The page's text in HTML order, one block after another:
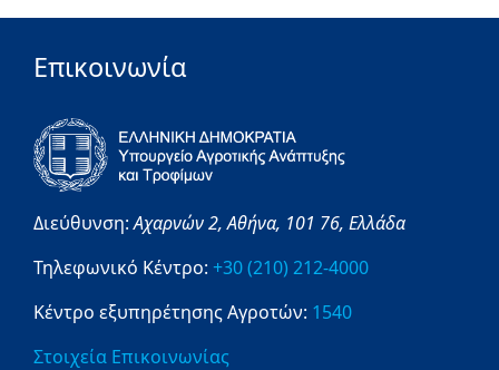
Επικοινωνία
Διεύθυνση:Αχαρνών 2,Αθήνα, 101 76, Ελλάδα
Τηλεφωνικό Κέντρο: +30 (210) 212-4000
Κέντρο εξυπηρέτησης Αγροτών: 1540
Στοιχεία Επικοινωνίας